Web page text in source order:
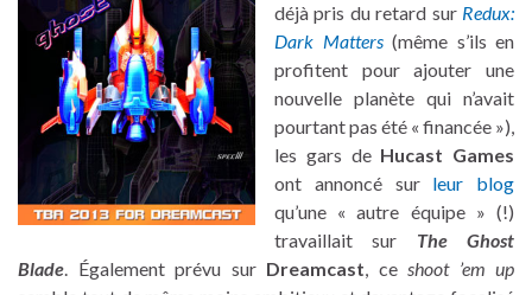
déjà pris du retard sur Redux:
Dark Matters(même s’ils en
profitent pour ajouter une
nouvelle planète qui n’avait
pourtant pas été « financée »),
les gars de Hucast Games
ont annoncé sur leur blog
qu’une « autre équipe » (!)
travaillait sur The Ghost
Blade. Également prévu sur Dreamcast, ce shoot ’em up